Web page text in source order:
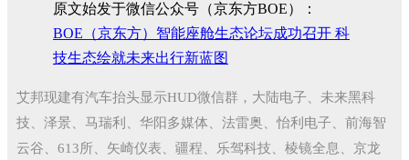
原文始发于微信公众号（京东方BOE）：
BOE（京东方）智能座舱生态论坛成功召开 科
技生态绘就未来出行新蓝图
艾邦现建有汽车抬头显示HUD微信群，大陆电子、未来黑科
技、泽景、马瑞利、华阳多媒体、法雷奥、怡利电子、前海智
云谷、613所、矢崎仪表、疆程、乐驾科技、棱镜全息、京龙